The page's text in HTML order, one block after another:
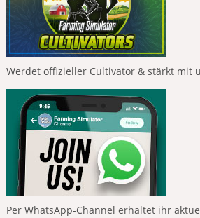
Werdet offizieller Cultivator & stärkt mit
Per WhatsApp-Channel erhaltet ihr